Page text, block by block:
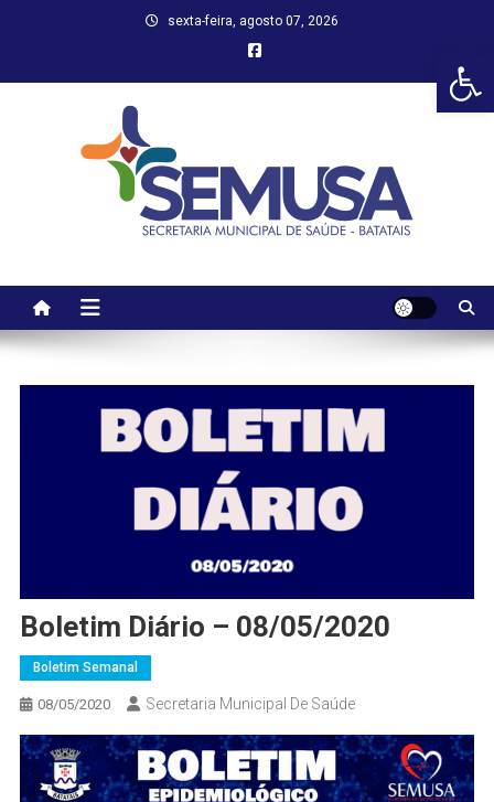
sexta-feira, agosto 07, 2026
Boletim Diário – 08/05/2020
Boletim Semanal
08/05/2020 Secretaria Municipal De Saúde